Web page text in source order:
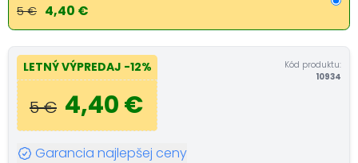
5 € 4,40 €
LETNÝ VÝPREDAJ -12%
5 € 4,40 €
Kód produktu:
10934
Garancia najlepšej ceny